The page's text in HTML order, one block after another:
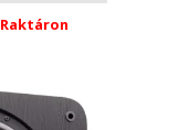
Raktáron